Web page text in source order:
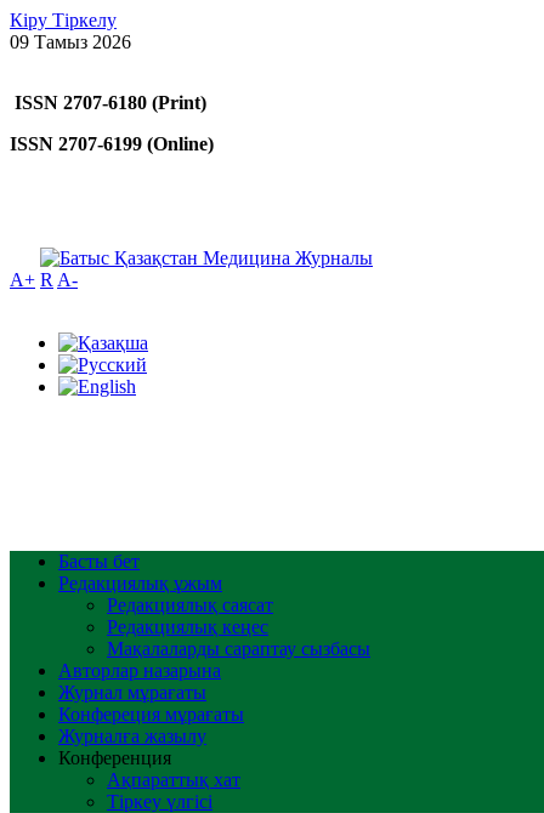
Кіру Тіркелу
09 Тамыз 2026
ISSN 2707-6180 (Print)
ISSN 2707-6199 (Online)
A+ R A-
Басты бет
Редакциялық ұжым
Редакциялық саясат
Редакциялық кеңес
Мақалаларды сараптау сызбасы
Авторлар назарына
Журнал мұрағаты
Конфереция мұрағаты
Журналға жазылу
Конференция
Ақпараттық хат
Тіркеу үлгісі